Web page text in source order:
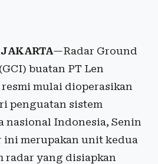
—Radar Ground
buatan PT Len
mulai dioperasikan
penguatan sistem
nasional Indonesia, Senin
ini merupakan unit kedua
radar yang disiapkan